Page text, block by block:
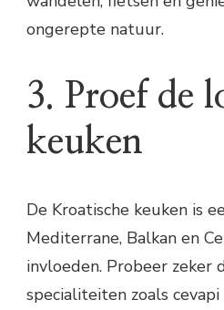
ongerepte natuur.
3. Proef de
keuken
De Kroatische keuken is
Mediterrane, Balkan en
invloeden. Probeer zeker
specialiteiten zoals